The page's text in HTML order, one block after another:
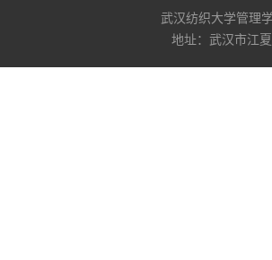
武汉纺织大学管理
地址：武汉市江